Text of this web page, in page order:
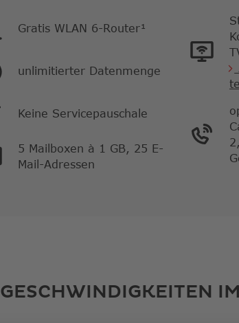
Gratis WLAN 6-Router¹
unlimitierter Datenmenge
Keine Servicepauschale
5 Mailboxen à 1 GB, 25 E-
Mail-Adressen
GESCHWINDIGKEITEN